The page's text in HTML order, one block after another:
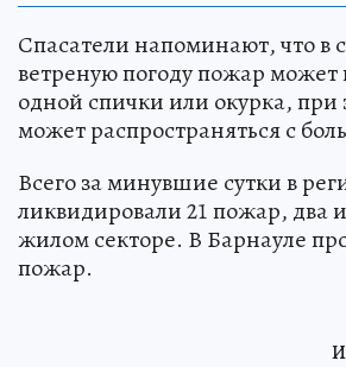
Спасатели напоминают, что в
ветреную погоду пожар может
одной спички или окурка, при
может распространяться с
Всего за минувшие сутки в
ликвидировали 21 пожар, два
жилом секторе. В Барнауле
пожар.